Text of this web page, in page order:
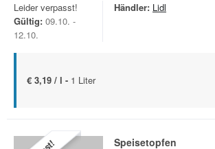
Leider verpasst!
Gültig: 09.10. -
12.10.
Händler: Lidl
€ 3,19 / l - 1 Liter
Speisetopfen